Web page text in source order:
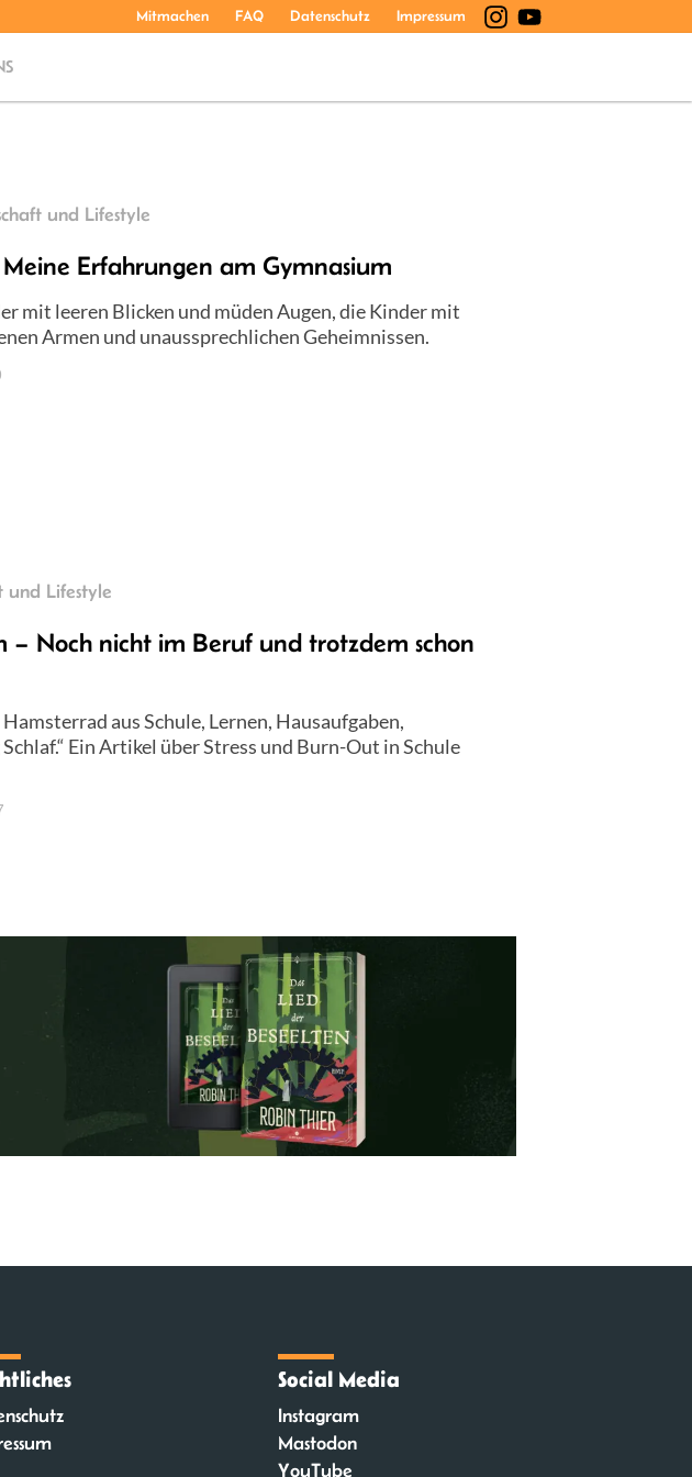
Mitmachen FAQ Datenschutz Impressum
und Lifestyle
Erfahrungen am Gymnasium
mit leeren Blicken und müden Augen, die Kinder mit
Armen und unaussprechlichen Geheimnissen.
und Lifestyle
Noch nicht im Beruf und trotzdem schon
aus Schule, Lernen, Hausaufgaben,
Ein Artikel über Stress und Burn-Out in Schule
Social Media
Instagram
Mastodon
YouTube